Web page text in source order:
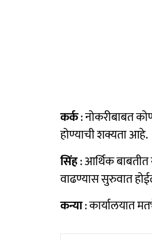
कर्क: नोकरीबाबत
होण्याची शक्यता आहे.
सिंह: आर्थिक
वाढण्यास सुरुवात
कन्या: कार्यालयात